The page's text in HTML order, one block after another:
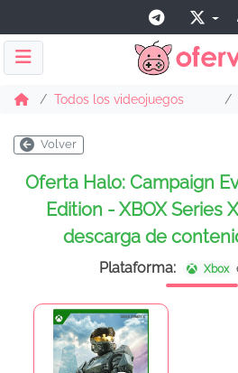
Todos los videojuegos
Volver
Oferta Halo: Campaign
Edition - XBOX Series
descarga de
Plataforma: Xbox